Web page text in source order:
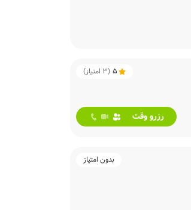
5
(
3 امتیاز)
رزرو وقت
بدون امتیاز